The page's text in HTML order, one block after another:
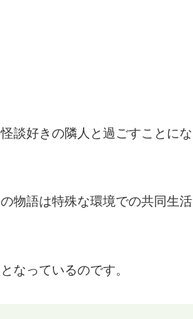
談好きの隣人と過ごすことにな
物語は特殊な環境での共同生活
なっているのです。